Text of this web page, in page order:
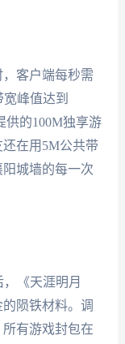
客户端每秒需
峰值达到
供的100M独享游
在用5M公共带
城墙的每一次
《天涯明月
陨铁材料。调
有游戏封包在